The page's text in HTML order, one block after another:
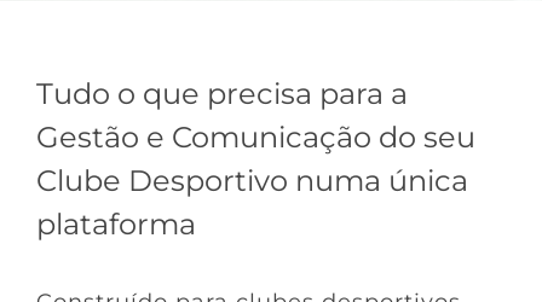
Tudo o que precisa para a
Gestão e Comunicação do seu
Clube Desportivo numa única
plataforma